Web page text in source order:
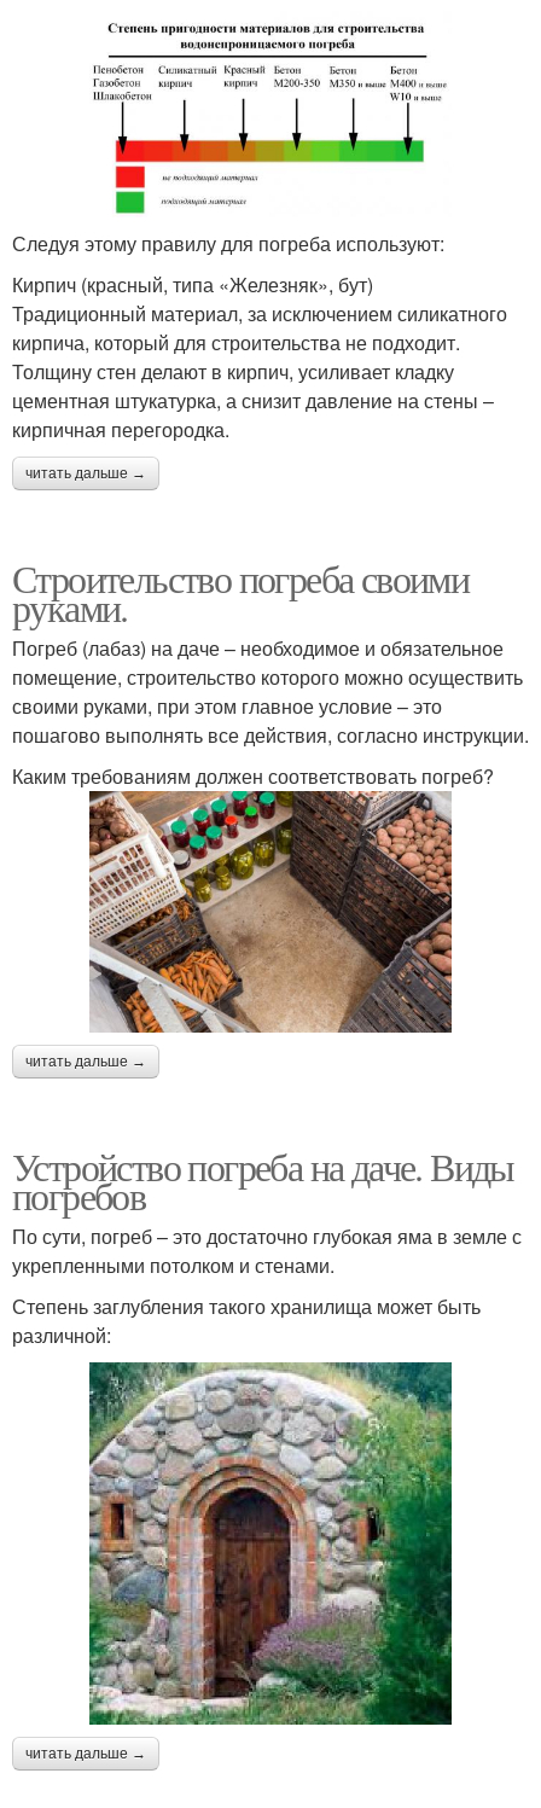
Следуя этому правилу для погреба используют:
Кирпич (красный, типа «Железняк», бут)
Традиционный материал, за исключением силикатного
кирпича, который для строительства не подходит.
Толщину стен делают в кирпич, усиливает кладку
цементная штукатурка, а снизит давление на стены –
кирпичная перегородка.
читать дальше →
Строительство погреба своими
руками.
Погреб (лабаз) на даче – необходимое и обязательное
помещение, строительство которого можно осуществить
своими руками, при этом главное условие – это
пошагово выполнять все действия, согласно инструкции.
Каким требованиям должен соответствовать погреб?
читать дальше →
Устройство погреба на даче. Виды
погребов
По сути, погреб – это достаточно глубокая яма в земле с
укрепленными потолком и стенами.
Степень заглубления такого хранилища может быть
различной:
читать дальше →